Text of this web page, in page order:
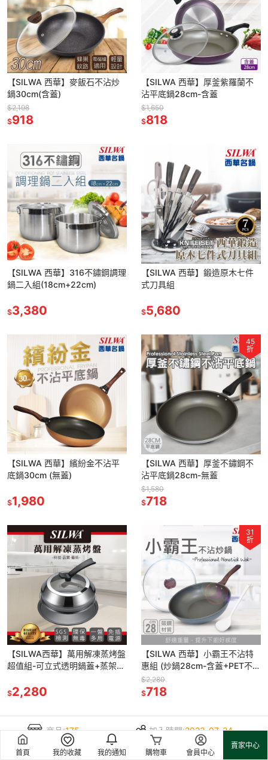
首頁 我的收藏 我的通知 購物車 會員中心
賣家中心
【SILWA 西華】麥飯石不沾炒
鍋30cm(含蓋)
$2,198
$918
【SILWA 西華】厚釜紫羅蘭不
沾平底鍋28cm-含蓋
$1,650
$818
【SILWA 西華】316不鏽鋼調理
鍋二入組(18cm+22cm)
$3,380
【SILWA 西華】鍛造原木七件
式刀具組
$5,680
【SILWA 西華】繽紛金不沾平
底鍋30cm (無蓋)
$1,980
45
折
【SILWA 西華】厚釜不鏽鋼不
沾平底鍋28cm-無蓋
$1,580
$718
【SILWA西華】萬用解凍蒸烤盤
超值組-可立式透明鍋蓋+蒸架
$2,280
31
折
【SILWA 西華】小霸王不沾特
惠組 (炒鍋28cm-含蓋+PET不沾
鍋鏟)
$2,280
$718
商品:175 加入時間:2023-07-24
評價:4.8 / 5.0 購買人次: 90人